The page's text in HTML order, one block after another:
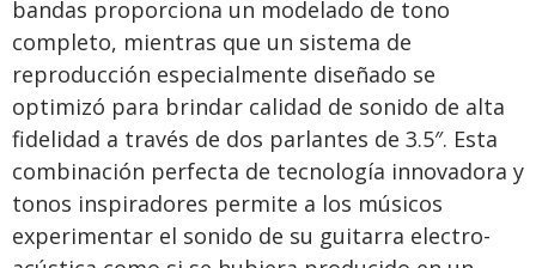
bandas proporciona un modelado de tono
completo, mientras que un sistema de
reproducción especialmente diseñado se
optimizó para brindar calidad de sonido de alta
fidelidad a través de dos parlantes de 3.5″. Esta
combinación perfecta de tecnología innovadora y
tonos inspiradores permite a los músicos
experimentar el sonido de su guitarra electro-